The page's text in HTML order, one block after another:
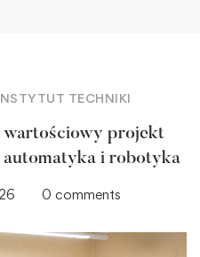
TECHNIKI
wartościowy projekt
i robotyka
0 comments